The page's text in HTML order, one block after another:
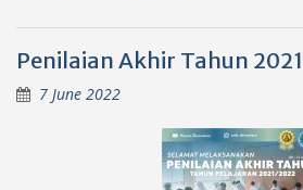
Penilaian Akhir Tahun
7 June 2022